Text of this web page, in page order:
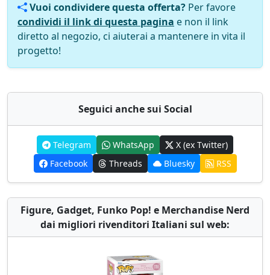
Vuoi condividere questa offerta? Per favore
condividi il link di questa pagina e non il link
diretto al negozio, ci aiuterai a mantenere in vita il
progetto!
Seguici anche sui Social
Telegram WhatsApp
X (ex Twitter)
Facebook
Threads Bluesky RSS
Figure, Gadget, Funko Pop! e Merchandise Nerd
dai migliori rivenditori Italiani sul web: